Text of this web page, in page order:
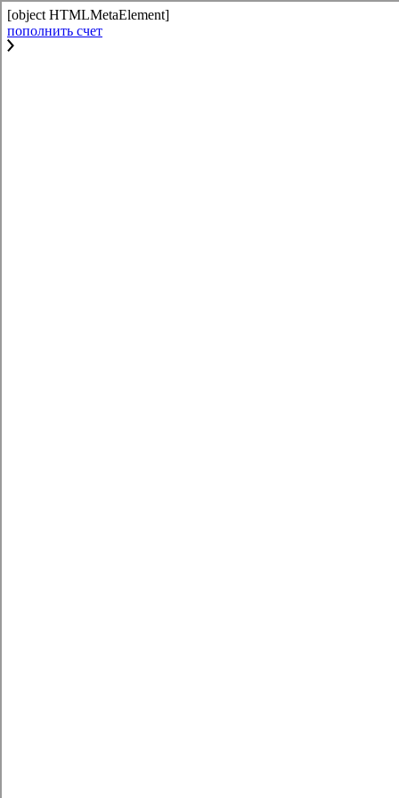
[object HTMLMetaElement]
пополнить счет